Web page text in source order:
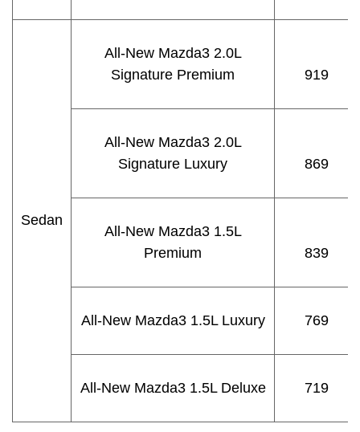
Sedan
All-New Mazda3 2.0L
Signature Premium
919
All-New Mazda3 2.0L
Signature Luxury
869
All-New Mazda3 1.5L
Premium
839
All-New Mazda3 1.5L Luxury 769
All-New Mazda3 1.5L Deluxe 719